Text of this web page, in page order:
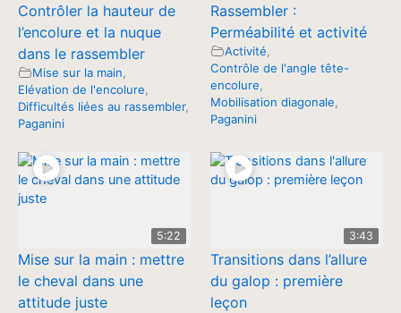
Contrôler la hauteur de
l’encolure et la nuque
dans le rassembler
Mise sur la main
Elévation de l'encolure
Difficultés liées au rassembler,
Paganini
Rassembler :
Perméabilité et activité
Activité
Contrôle de l'angle tête-
encolure
Mobilisation diagonale
Paganini
5:22
Mise sur la main : mettre
le cheval dans une
attitude juste
3:43
Transitions dans l’allure
du galop : première
leçon